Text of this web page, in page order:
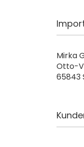
Mirka
Otto-
65843